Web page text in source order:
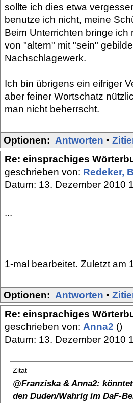
sollte ich dies etwa
benutze ich nicht, meine
Beim Unterrichten bringe
von "altern" mit "sein"
Nachschlagewerk.
Ich bin übrigens ein eifriger
aber feiner Wortschatz
man nicht beherrscht.
Optionen: Antworten •
Re: einsprachiges
geschrieben von: Redeker,
Datum: 13. Dezember 2010
...
1-mal bearbeitet. Zuletzt am
Optionen: Antworten •
Re: einsprachiges
geschrieben von: Anna2 ()
Datum: 13. Dezember 2010
Zitat
@Franziska & Anna2:
den Duden/Wahrig im DaF-